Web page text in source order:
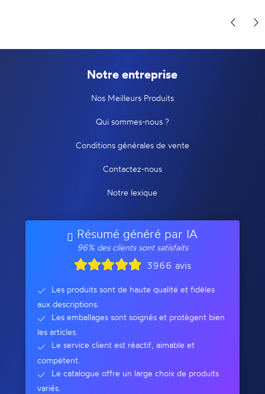
Notre entreprise
Nos Meilleurs Produits
Qui sommes-nous ?
Conditions générales de vente
Contactez-nous
Notre lexique
Résumé généré par IA
96% des clients sont satisfaits
3966 avis
Les produits sont de haute qualité et fidèles
aux descriptions.
Les emballages sont soignés et protègent bien
les articles.
Le service client est réactif, aimable et
compétent.
Le catalogue offre un large choix de produits
variés.